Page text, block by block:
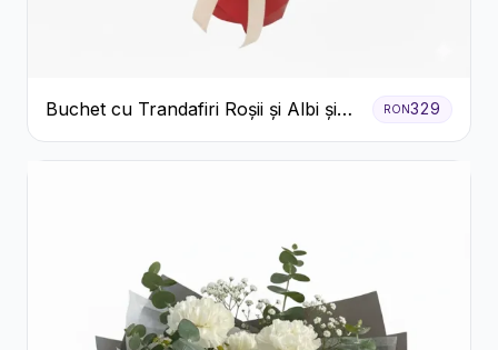
Buchet cu Trandafiri Roșii și Albi și
Gypsophila
RON329